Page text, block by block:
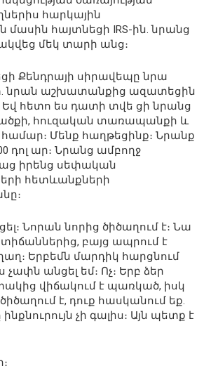
հարկային
հայտնեցի IRS-ին. նրանց
մեկ տարի անց։
Քենդրայի սիրավեպը նրա
նրան աշխատանքից ազատեցին
հետո ես դատի տվե ցի նրանց
հուզական տառապանքի և
Մենք հաղթեցինք։ Նրանք
դոլ ար։ Նրանց ամբողջ
իրենց սեփական
հետևանքների
Նորան նորից ծիծաղում է։ Նա
բայց ապրում է
Երբեմն մարդիկ հարցնում
չափն անցել եմ։ Ոչ։ Երբ ձեր
վիճակում է պառկած, իսկ
է, դուք հասկանում եք.
չի գալիս։ Այն պետք է